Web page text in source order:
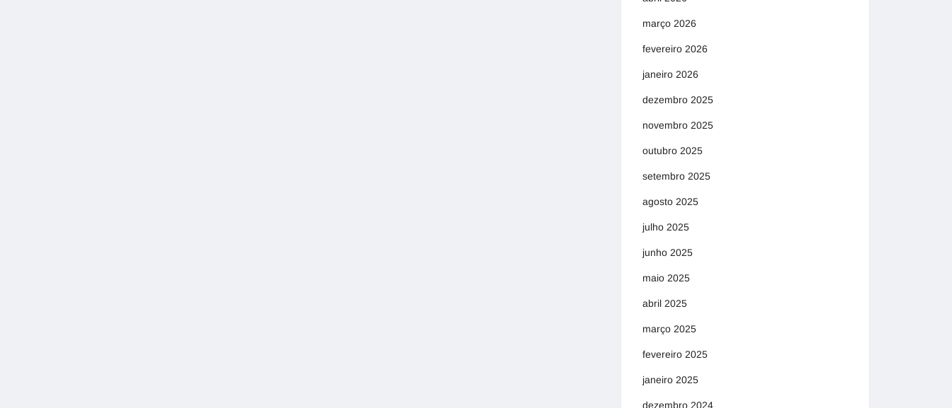
março 2026
fevereiro 2026
janeiro 2026
dezembro 2025
novembro 2025
outubro 2025
setembro 2025
agosto 2025
julho 2025
junho 2025
maio 2025
abril 2025
março 2025
fevereiro 2025
janeiro 2025
dezembro 2024